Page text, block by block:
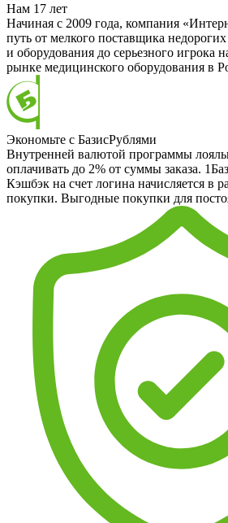
Нам 17 лет
Начиная с 2009 года, компания
путь от мелкого поставщика
и оборудования до серьезного игрока
рынке медицинского оборудования в
Экономьте с БазисРублями
Внутренней валютой программы
оплачивать до 2% от суммы заказа.
Кэшбэк на счет логина начисляется в
покупки. Выгодные покупки для